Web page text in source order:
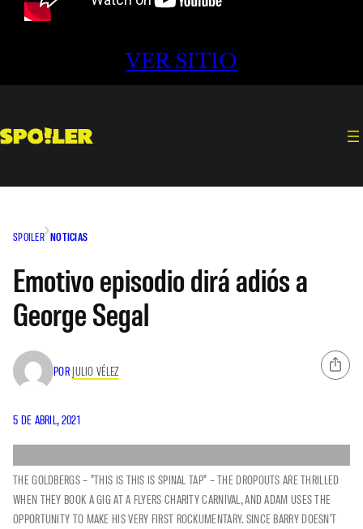
VER SITIO
SPOILER NOTICIAS
Emotivo episodio dirá adiós a
George Segal
POR JULIO VÉLEZ
5 DE ABRIL, 2021
THE GOLDBERGS – "THIS IS THIS IS SPINAL TAP" – THE DROPOUTS ARE THRILLED
WHEN THEY BOOK A GIG AT A FLYERS CHARITY CARNIVAL, AND ADAM USES THE
OPPORTUNITY TO MAKE HIS VERY FIRST ROCKUMENTARY. SINCE BARRY DOESN'T